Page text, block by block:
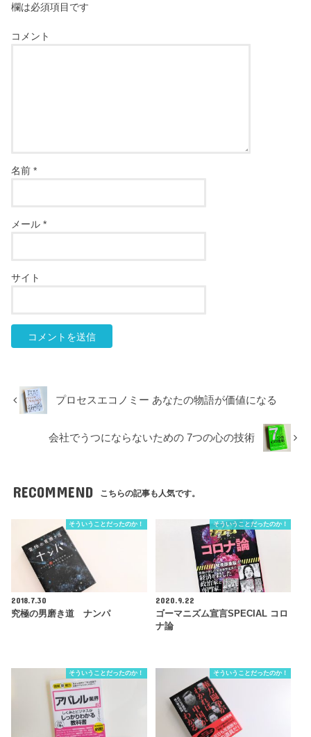
欄は必須項目です
コメント
名前*
メール*
サイト
プロセスエコノミー あなたの物語が価値になる
会社でうつにならないための 7つの心の技術
RECOMMEND こちらの記事も人気です。
そういうことだったのか！
2018.7.30
究極の男磨き道 ナンパ
そういうことだったのか！
2020.9.22
ゴーマニズム宣言SPECIAL コロ
ナ論
そういうことだったのか！ そういうことだったのか！